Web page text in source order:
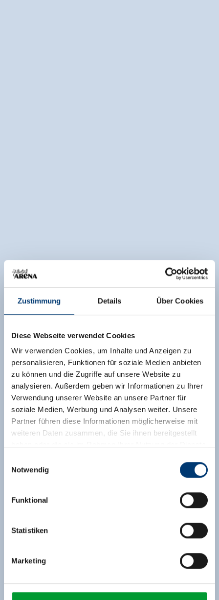
Zustimmung Details Über Cookies
Diese Webseite verwendet Cookies
Wir verwenden Cookies, um Inhalte und Anzeigen zu
personalisieren, Funktionen für soziale Medien anbieten
zu können und die Zugriffe auf unsere Website zu
analysieren. Außerdem geben wir Informationen zu Ihrer
Verwendung unserer Website an unsere Partner für
soziale Medien, Werbung und Analysen weiter. Unsere
Partner führen diese Informationen möglicherweise mit
weiteren Daten zusammen, die Sie ihnen bereitgestellt
Rohr 23// A-6280 Zell am Ziller
www.zillertalarena.com
Notwendig
Funktional
Statistiken
Marketing